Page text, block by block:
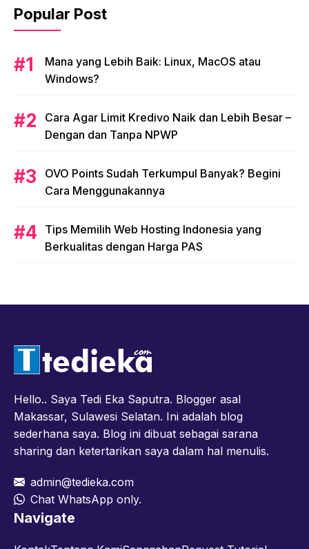
Popular Post
Mana yang Lebih Baik: Linux, MacOS atau
Windows?
Cara Agar Limit Kredivo Naik dan Lebih Besar –
Dengan dan Tanpa NPWP
OVO Points Sudah Terkumpul Banyak? Begini
Cara Menggunakannya
Tips Memilih Web Hosting Indonesia yang
Berkualitas dengan Harga PAS
Hello.. Saya Tedi Eka Saputra. Blogger asal
Makassar, Sulawesi Selatan. Ini adalah blog
sederhana saya. Blog ini dibuat sebagai sarana
sharing dan ketertarikan saya dalam hal menulis.
admin@tedieka.com
Chat WhatsApp only.
Navigate